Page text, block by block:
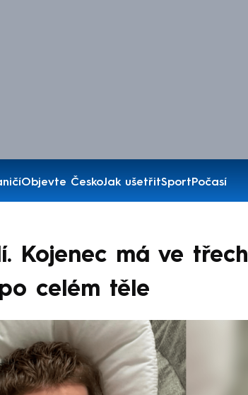
Objevte ČeskoJak ušetřitSportPočasí
Kojenec má ve třech
celém těle